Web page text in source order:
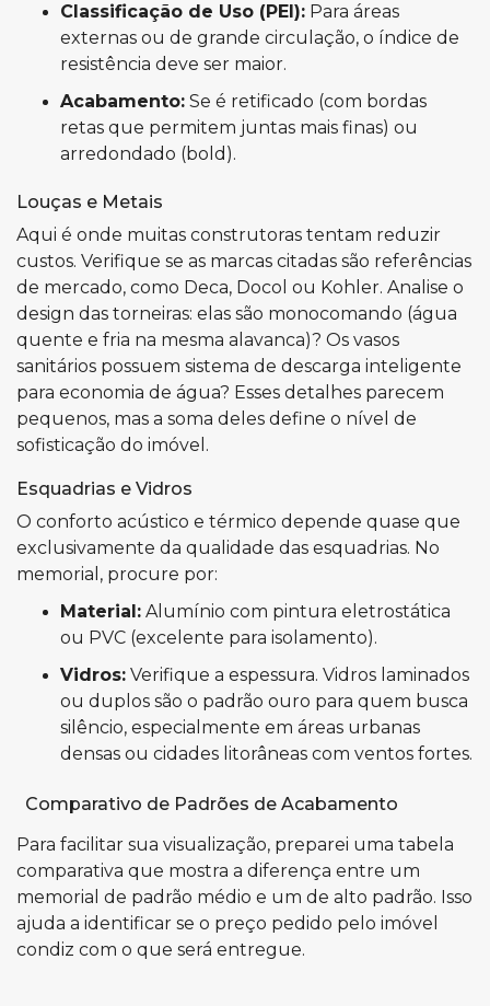
Classificação de Uso (PEI): Para áreas
externas ou de grande circulação, o índice de
resistência deve ser maior.
Acabamento: Se é retificado (com bordas
retas que permitem juntas mais finas) ou
arredondado (bold).
Louças e Metais
Aqui é onde muitas construtoras tentam reduzir
custos. Verifique se as marcas citadas são referências
de mercado, como Deca, Docol ou Kohler. Analise o
design das torneiras: elas são monocomando (água
quente e fria na mesma alavanca)? Os vasos
sanitários possuem sistema de descarga inteligente
para economia de água? Esses detalhes parecem
pequenos, mas a soma deles define o nível de
sofisticação do imóvel.
Esquadrias e Vidros
O conforto acústico e térmico depende quase que
exclusivamente da qualidade das esquadrias. No
memorial, procure por:
Material: Alumínio com pintura eletrostática
ou PVC (excelente para isolamento).
Vidros: Verifique a espessura. Vidros laminados
ou duplos são o padrão ouro para quem busca
silêncio, especialmente em áreas urbanas
densas ou cidades litorâneas com ventos fortes.
Comparativo de Padrões de Acabamento
Para facilitar sua visualização, preparei uma tabela
comparativa que mostra a diferença entre um
memorial de padrão médio e um de alto padrão. Isso
ajuda a identificar se o preço pedido pelo imóvel
condiz com o que será entregue.